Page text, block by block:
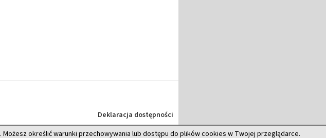
. Możesz określić warunki przechowywania lub dostępu do plików cookies w Twojej przeglądarce.
Deklaracja dostępności